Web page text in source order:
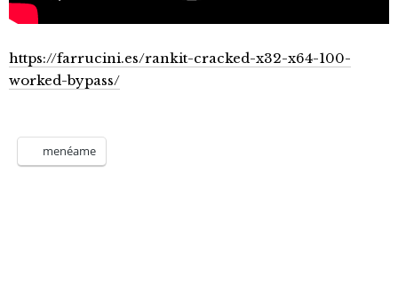
https://farrucini.es/rankit-cracked-x32-x64-100-
worked-bypass/
menéame